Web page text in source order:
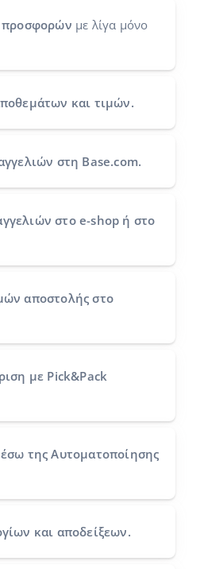
προσφορών με λίγα μόνο
και τιμών.
στη Base.com.
στο e-shop ή στο
αποστολής στο
με Pick&Pack
της Αυτοματοποίησης
και αποδείξεων.